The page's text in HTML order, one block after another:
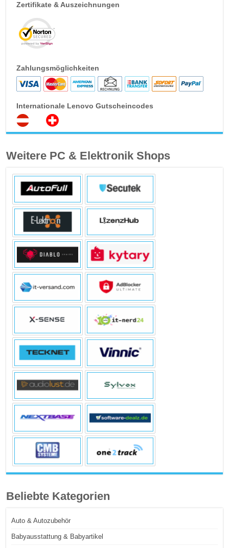
Zertifikate & Auszeichnungen
Zahlungsmöglichkeiten
Internationale Lenovo Gutscheincodes
Weitere PC & Elektronik Shops
Beliebte Kategorien
Auto & Autozubehör
Babyausstattung & Babyartikel